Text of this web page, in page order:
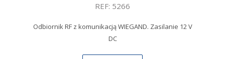
REF: 5266
Odbiornik RF z komunikacją WIEGAND. Zasilanie 12 V
DC